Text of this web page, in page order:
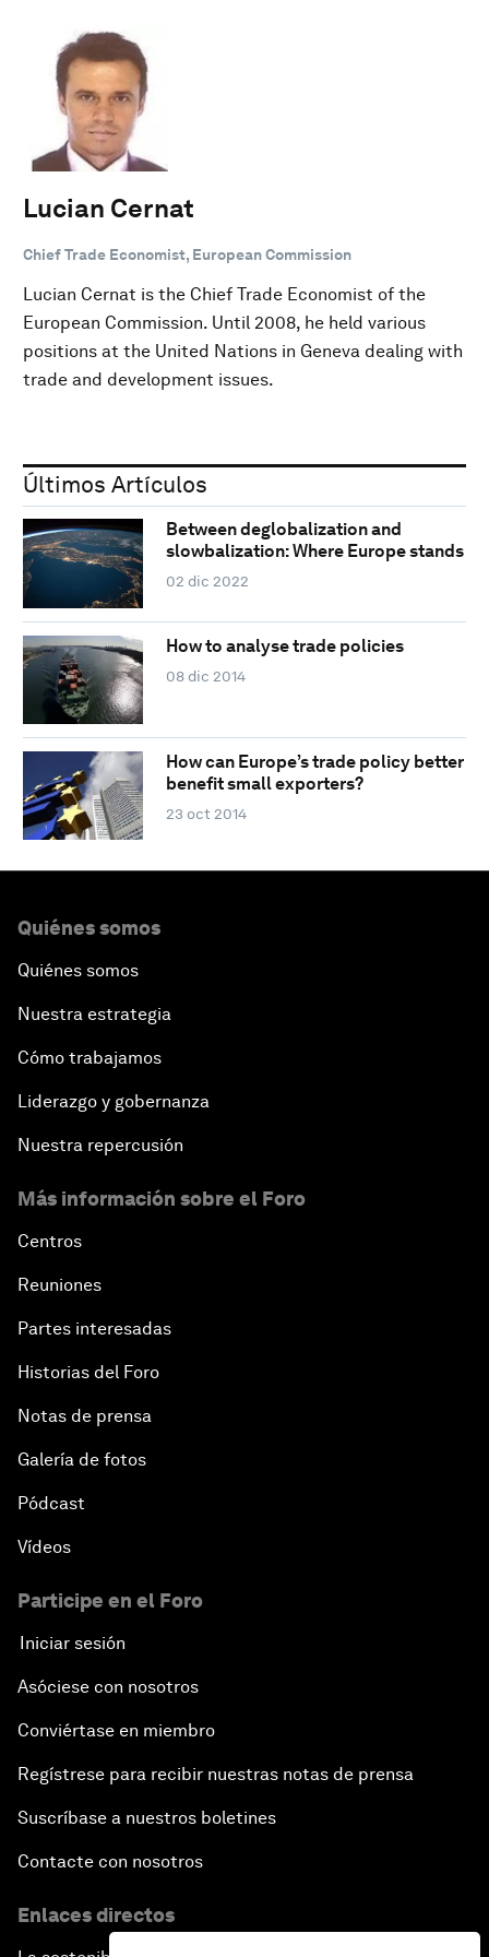
Lucian Cernat
Chief Trade Economist, European Commission
Lucian Cernat is the Chief Trade Economist of the
European Commission. Until 2008, he held various
positions at the United Nations in Geneva dealing with
trade and development issues.
Últimos Artículos
Between deglobalization and
slowbalization: Where Europe stands
02 dic 2022
How to analyse trade policies
08 dic 2014
How can Europe’s trade policy better
benefit small exporters?
23 oct 2014
Quiénes somos
Quiénes somos
Nuestra estrategia
Cómo trabajamos
Liderazgo y gobernanza
Nuestra repercusión
Más información sobre el Foro
Centros
Reuniones
Partes interesadas
Historias del Foro
Notas de prensa
Galería de fotos
Pódcast
Vídeos
Participe en el Foro
Iniciar sesión
Asóciese con nosotros
Conviértase en miembro
Regístrese para recibir nuestras notas de prensa
Suscríbase a nuestros boletines
Contacte con nosotros
Enlaces directos